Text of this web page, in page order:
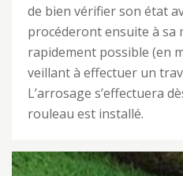
de bien vérifier son état
procéderont ensuite à sa
rapidement possible (en
veillant à effectuer un
L’arrosage s’effectuera
rouleau est installé.